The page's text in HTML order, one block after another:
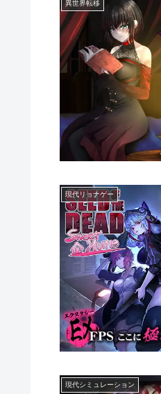
異世界転移
現代リョナゲー
現代シミュレーション